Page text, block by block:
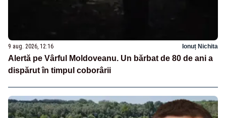
9 aug. 2026, 12:16 Ionuț Nichita
Alertă pe Vârful Moldoveanu. Un bărbat de 80 de ani a
dispărut în timpul coborârii